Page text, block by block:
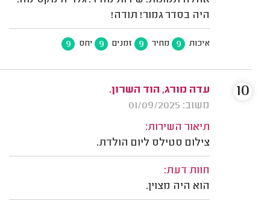
היה בסדר גמור! תודה!
איכות 9 מחיר 9 זמנים 9 יחס 9
עדה מורג, הוד השרון.
משוב: 01/09/2025
תיאור השירות:
צילום סטילס ליום הולדת.
חוות דעת:
הוא היה מצוין.
10